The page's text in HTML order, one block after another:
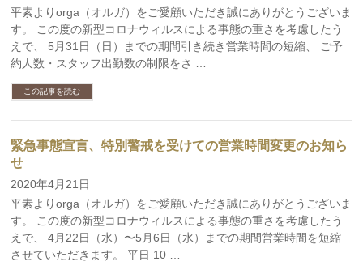
平素よりorga（オルガ）をご愛顧いただき誠にありがとうございま
す。 この度の新型コロナウィルスによる事態の重さを考慮したう
えで、 5月31日（日）までの期間引き続き営業時間の短縮、 ご予
約人数・スタッフ出勤数の制限をさ …
この記事を読む
緊急事態宣言、特別警戒を受けての営業時間変更のお知ら
せ
2020年4月21日
平素よりorga（オルガ）をご愛顧いただき誠にありがとうございま
す。 この度の新型コロナウィルスによる事態の重さを考慮したう
えで、 4月22日（水）〜5月6日（水）までの期間営業時間を短縮
させていただきます。 平日 10 …